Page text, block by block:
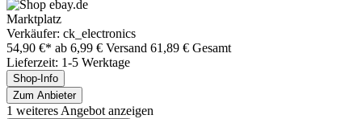
Marktplatz
Verkäufer: ck_electronics
54,90 €* ab 6,99 € Versand 61,89 € Gesamt
Lieferzeit: 1-5 Werktage
Shop-Info
Zum Anbieter
1 weiteres Angebot anzeigen